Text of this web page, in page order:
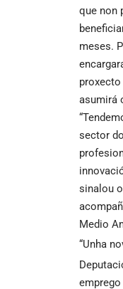
que non
meses.
asumirá
sector
sinalou
Medio
“Unha